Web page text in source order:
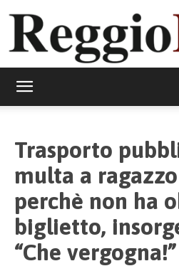
Trasporto
multa a
perchè non ha
biglietto,
“Che vergogna!”